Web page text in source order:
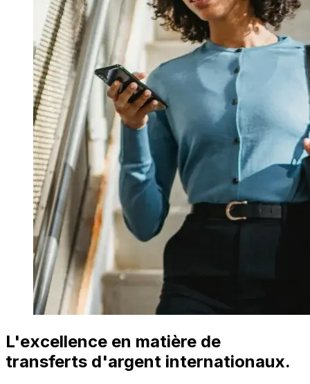
L'excellence en matière de
transferts d'argent internationaux.